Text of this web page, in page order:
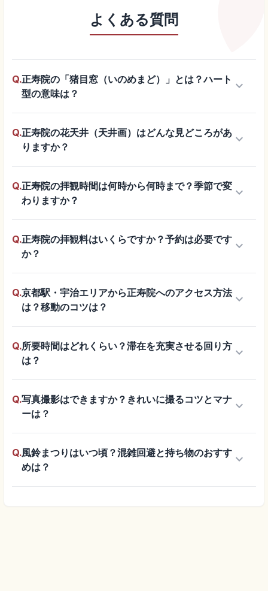
よくある質問
Q.正寿院の「猪目窓（いのめまど）」とは？ハート
型の意味は？
keyboard_arrow_down
Q.正寿院の花天井（天井画）はどんな見どころがあ
りますか？
keyboard_arrow_down
Q.正寿院の拝観時間は何時から何時まで？季節で変
わりますか？
keyboard_arrow_down
Q.正寿院の拝観料はいくらですか？予約は必要です
か？
keyboard_arrow_down
Q.京都駅・宇治エリアから正寿院へのアクセス方法
は？移動のコツは？
keyboard_arrow_down
Q.所要時間はどれくらい？滞在を充実させる回り方
は？
keyboard_arrow_down
Q.写真撮影はできますか？きれいに撮るコツとマナ
ーは？
keyboard_arrow_down
Q.風鈴まつりはいつ頃？混雑回避と持ち物のおすす
めは？
keyboard_arrow_down